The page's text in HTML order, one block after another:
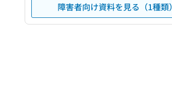
障害者向け資料を見る（1種類）